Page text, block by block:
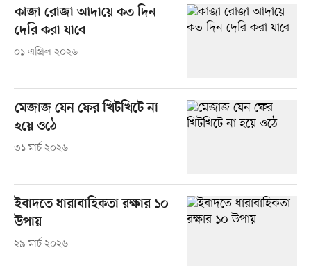
কাজা রোজা আদায়ে কত দিন
দেরি করা যাবে
০১ এপ্রিল ২০২৬
মেজাজ যেন ফের খিটখিটে না
হয়ে ওঠে
৩১ মার্চ ২০২৬
ইবাদতে ধারাবাহিকতা রক্ষার ১০
উপায়
২৯ মার্চ ২০২৬